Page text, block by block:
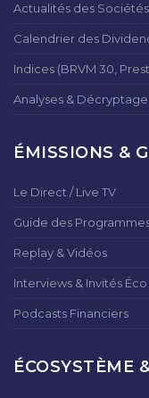
Actualités des
Calendrier des
Indices (BRVM 30,
Analyses &
ÉMISSIONS &
Le Direct / Live TV
Guide des
Replay & Vidéos
Interviews & Invités Éco
Podcasts Financiers
ÉCOSYSTÈME